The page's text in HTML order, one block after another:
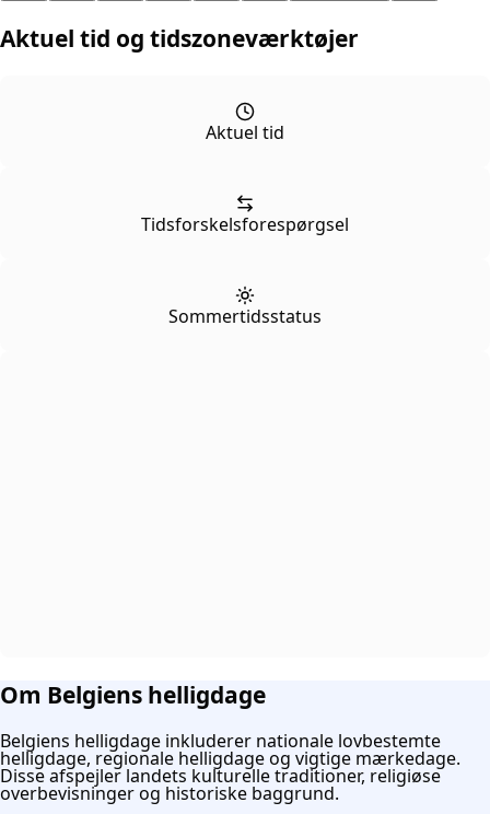
Aktuel tid og tidszoneværktøjer
Aktuel tid
Tidsforskelsforespørgsel
Sommertidsstatus
Om Belgiens helligdage
Belgiens helligdage inkluderer nationale lovbestemte
helligdage, regionale helligdage og vigtige mærkedage.
Disse afspejler landets kulturelle traditioner, religiøse
overbevisninger og historiske baggrund.